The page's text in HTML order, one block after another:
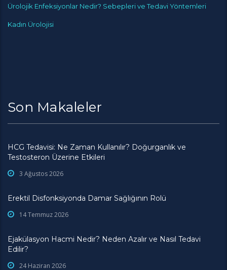
Ürolojik Enfeksiyonlar Nedir? Sebepleri ve Tedavi Yöntemleri
Kadın Ürolojisi
Son Makaleler
HCG Tedavisi: Ne Zaman Kullanılır? Doğurganlık ve
Testosteron Üzerine Etkileri
3 Ağustos 2026
Erektil Disfonksiyonda Damar Sağlığının Rolü
14 Temmuz 2026
Ejakülasyon Hacmi Nedir? Neden Azalır ve Nasıl Tedavi
Edilir?
24 Haziran 2026